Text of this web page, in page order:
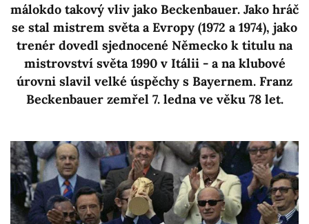
málokdo takový vliv jako Beckenbauer. Jako hráč
se stal mistrem světa a Evropy (1972 a 1974), jako
trenér dovedl sjednocené Německo k titulu na
mistrovství světa 1990 v Itálii - a na klubové
úrovni slavil velké úspěchy s Bayernem. Franz
Beckenbauer zemřel 7. ledna ve věku 78 let.